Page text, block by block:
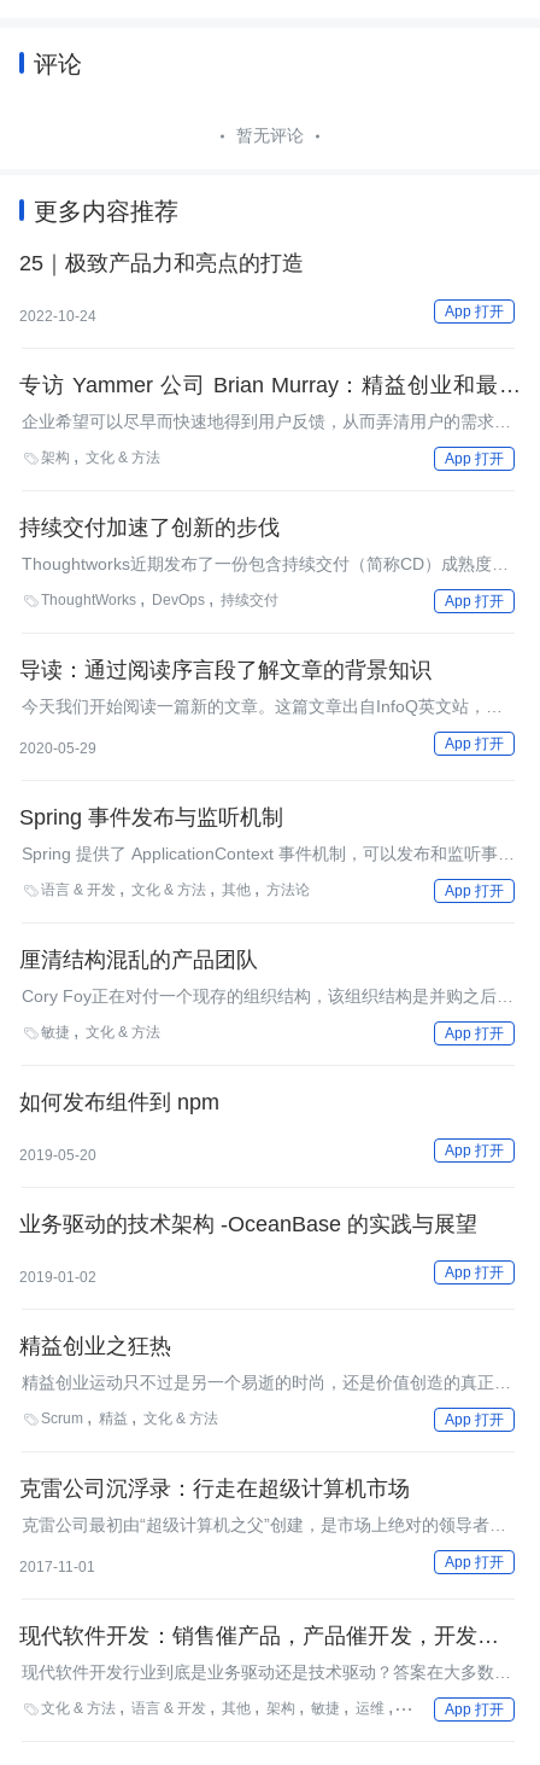
评论
暂无评论
更多内容推荐
25｜极致产品力和亮点的打造
2022-10-24 App 打开
专访 Yammer 公司 Brian Murray：精益创业和最简
化可实行产品的使用
企业希望可以尽早而快速地得到用户反馈，从而弄清用户的需求，
以便能够交付能给客户创造价值的产品。Brian Murray详细地说明
了Yammer是如何使用最简化可实行产品来检验他们在业务上的用
力。
架构 文化 & 方法 App 打开
持续交付加速了创新的步伐
Thoughtworks近期发布了一份包含持续交付（简称CD）成熟度模
型的白皮书，回应了近期研究发现的一个现象，即多数企业都能够
理解创新的重要性，但它们交付软件的速度还是无法满足业务主管
ThoughtWorks DevOps 持续交付 App 打开
导读：通过阅读序言段了解文章的背景知识
今天我们开始阅读一篇新的文章。这篇文章出自InfoQ英文站，主
要探讨了开源给科技创新能力和组织敏捷性带来的好处。
2020-05-29 App 打开
Spring 事件发布与监听机制
Spring 提供了 ApplicationContext 事件机制，可以发布和监听事
件，这个特性非常有用。
语言 & 开发 文化 & 方法 其他 方法论 App 打开
厘清结构混乱的产品团队
Cory Foy正在对付一个现存的组织结构，该组织结构是并购之后出
现的，并且逐渐演变成了一个怪物。团队成员散落在世界各地，有
些甚至不在同一个时区。在过去，发布产品要用12到18个月。
敏捷 文化 & 方法 App 打开
如何发布组件到 npm
2019-05-20 App 打开
业务驱动的技术架构 -OceanBase 的实践与展望
2019-01-02 App 打开
精益创业之狂热
精益创业运动只不过是另一个易逝的时尚，还是价值创造的真正源
泉？后者的潜在影响非常巨大。如果精益创业的确能够帮助新的风
险投资获得长期成功，那么Eric Ries也许破解了风投获得持久成功
Scrum 精益 文化 & 方法 App 打开
克雷公司沉浮录：行走在超级计算机市场
克雷公司最初由“超级计算机之父”创建，是市场上绝对的领导者，
却先后经历克雷离职创业，以及先后两次卖出，可谓命途坎坷。
2017-11-01 App 打开
现代软件开发：销售催产品，产品催开发，开发催测
试
现代软件开发行业到底是业务驱动还是技术驱动？答案在大多数情
况下应该都是业务驱动，销售催产品出产品特性，产品催开发实现
文化 & 方法 语言 & 开发 其他 架构 敏捷 运维 测试 社区 最佳实
App 打开